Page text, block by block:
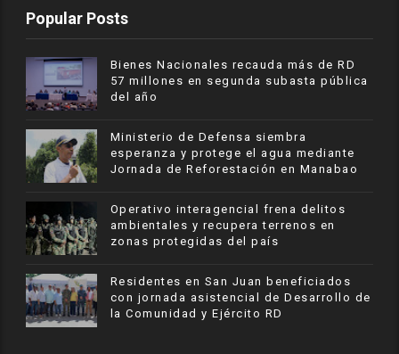
Popular Posts
Bienes Nacionales recauda más de RD
57 millones en segunda subasta pública
del año
Ministerio de Defensa siembra
esperanza y protege el agua mediante
Jornada de Reforestación en Manabao
Operativo interagencial frena delitos
ambientales y recupera terrenos en
zonas protegidas del país
Residentes en San Juan beneficiados
con jornada asistencial de Desarrollo de
la Comunidad y Ejército RD